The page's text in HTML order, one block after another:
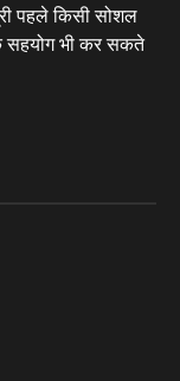
पहले किसी सोशल
सहयोग भी कर सकते